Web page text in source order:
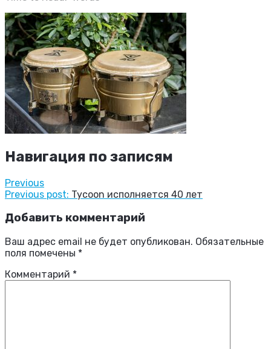
Навигация по записям
Previous
Previous post: Tycoon исполняется 40 лет
Добавить комментарий
Ваш адрес email не будет опубликован. Обязательные
поля помечены *
Комментарий *